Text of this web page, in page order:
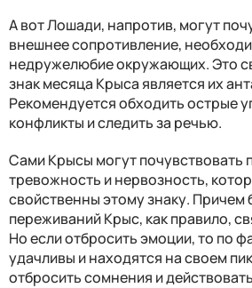
А вот Лошади, напротив, могут
внешнее сопротивление,
недружелюбие окружающих. Это
знак месяца Крыса является их
Рекомендуется обходить острые
конфликты и следить за речью.
Сами Крысы могут
тревожность и нервозность,
свойственны этому знаку. Причем
переживаний Крыс, как правило,
Но если отбросить эмоции, то по
удачливы и находятся на своем
отбросить сомнения и